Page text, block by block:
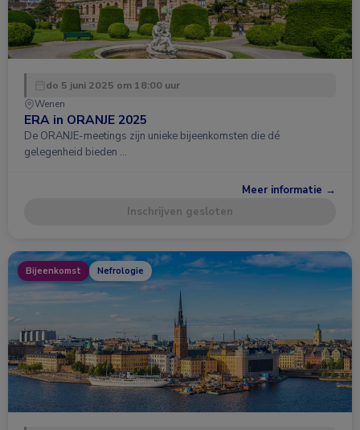
do 5 juni 2025 om 18:00 uur
Wenen
ERA in ORANJE 2025
De ORANJE-meetings zijn unieke bijeenkomsten die dé
gelegenheid bieden …
Meer informatie →
Inschrijven gesloten
Bijeenkomst Nefrologie